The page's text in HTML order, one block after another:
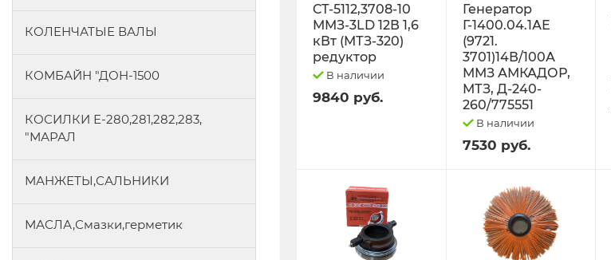
КОЛЕНЧАТЫЕ ВАЛЫ
КОМБАЙН "ДОН-1500
КОСИЛКИ Е-280,281,282,283,
"МАРАЛ
МАНЖЕТЫ,САЛЬНИКИ
МАСЛА,Смазки,герметик
СТ-5112,3708-10
ММЗ-3LD 12В 1,6
кВт (МТЗ-320)
редуктор
В наличии
9840 руб.
Генератор
Г-1400.04.1АЕ
(9721.
3701)14В/100А
ММЗ АМКАДОР,
МТЗ, Д-240-
260/775551
В наличии
7530 руб.